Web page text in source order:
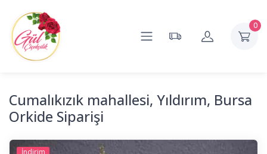
0
Cumalıkızık mahallesi, Yıldırım, Bursa
Orkide Siparişi
İndirim